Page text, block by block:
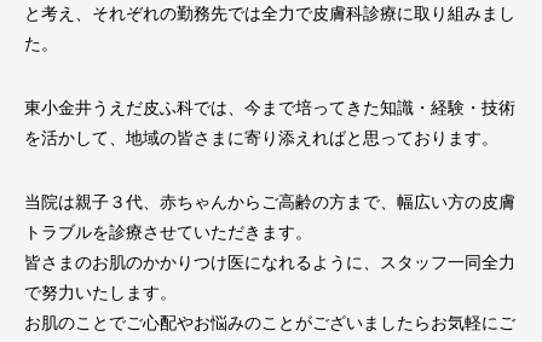
と考え、それぞれの勤務先では全力で皮膚科診療に取り組みまし
た。
東小金井うえだ皮ふ科では、今まで培ってきた知識・経験・技術
を活かして、地域の皆さまに寄り添えればと思っております。
当院は親子３代、赤ちゃんからご高齢の方まで、幅広い方の皮膚
トラブルを診療させていただきます。
皆さまのお肌のかかりつけ医になれるように、スタッフ一同全力
で努力いたします。
お肌のことでご心配やお悩みのことがございましたらお気軽にご